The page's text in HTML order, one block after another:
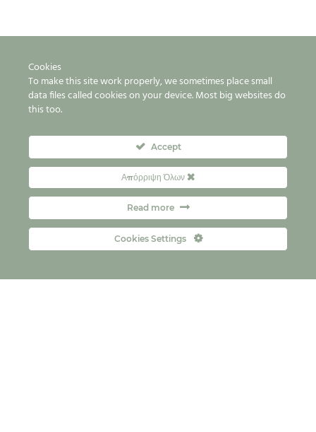
Контакт
Cookies
To make this site work properly, we sometimes place small
data files called cookies on your device. Most big websites do
this too.
Accept
Απόρριψη Όλων
Read more
Cookies Settings